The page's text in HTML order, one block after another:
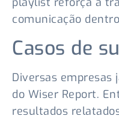
comunicação
Casos de
Diversas empresas
do Wiser Report.
resultados